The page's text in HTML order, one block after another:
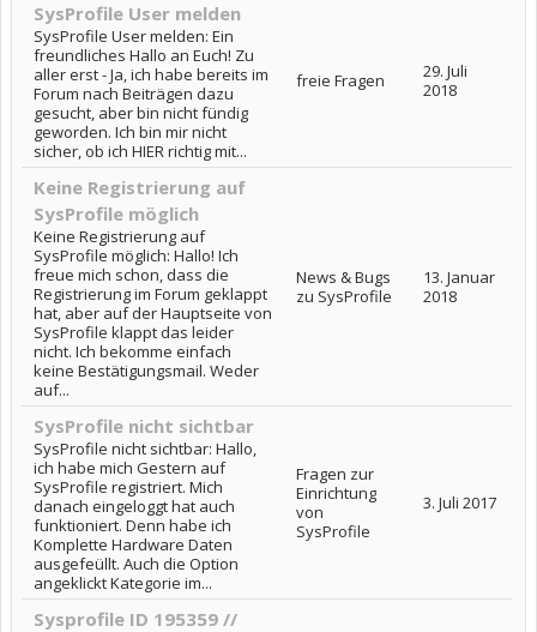
SysProfile User melden
SysProfile User melden: Ein
freundliches Hallo an Euch! Zu
aller erst - Ja, ich habe bereits im
Forum nach Beiträgen dazu
gesucht, aber bin nicht fündig
geworden. Ich bin mir nicht
sicher, ob ich HIER richtig mit...
freie Fragen
29. Juli
2018
Keine Registrierung auf
SysProfile möglich
Keine Registrierung auf
SysProfile möglich: Hallo! Ich
freue mich schon, dass die
Registrierung im Forum geklappt
hat, aber auf der Hauptseite von
SysProfile klappt das leider
nicht. Ich bekomme einfach
keine Bestätigungsmail. Weder
auf...
News & Bugs
zu SysProfile
13. Januar
2018
SysProfile nicht sichtbar
SysProfile nicht sichtbar: Hallo,
ich habe mich Gestern auf
SysProfile registriert. Mich
danach eingeloggt hat auch
funktioniert. Denn habe ich
Komplette Hardware Daten
ausgefeüllt. Auch die Option
angeklickt Kategorie im...
Fragen zur
Einrichtung
von
SysProfile
3. Juli 2017
Sysprofile ID 195359 //